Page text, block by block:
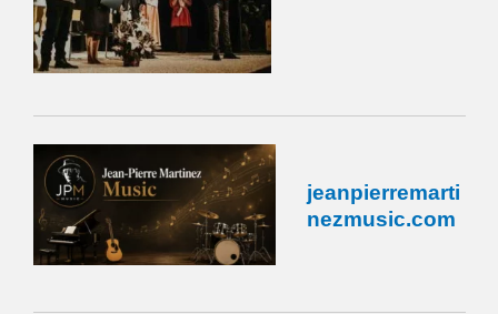
jeanpierremarti
nezmusic.com